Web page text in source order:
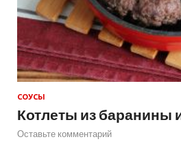
СОУСЫ
Котлеты из баранины
Оставьте комментарий